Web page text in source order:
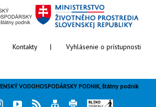
Kontakty Vyhlásenie o prístupnosti
VODOHOSPODÁRSKY PODNIK, štátny podnik
Instagram
Youtube
RssMapaTlač Blind